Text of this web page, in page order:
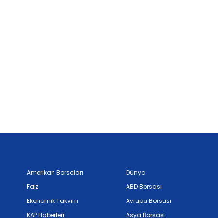
Amerikan Borsaları
Faiz
Ekonomik Takvim
KAP Haberleri
Dünya
ABD Borsası
Avrupa Borsası
Asya Borsası